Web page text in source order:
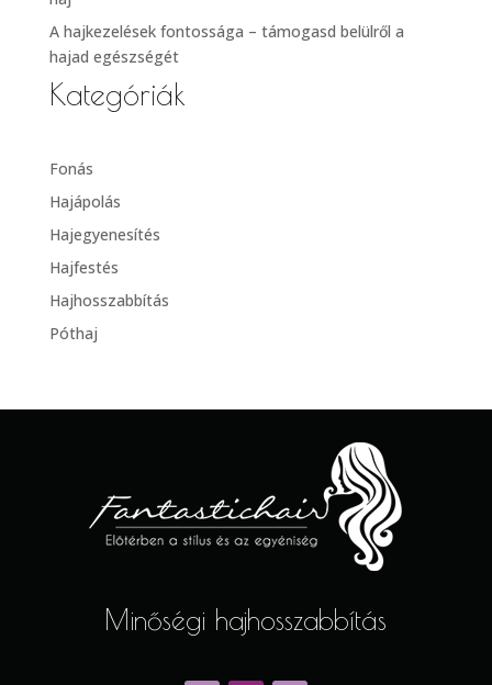
A hajkezelések fontossága – támogasd belülről a
hajad egészségét
Kategóriák
Fonás
Hajápolás
Hajegyenesítés
Hajfestés
Hajhosszabbítás
Póthaj
Minőségi hajhosszabbítás